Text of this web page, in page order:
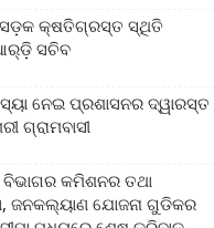
ସଡ଼କ କ୍ଷତିଗ୍ରସ୍ତ ସ୍ଥିତି
ସଚିବ
ନେଇ ପ୍ରଶାସନର ଦ୍ୱାରସ୍ତ
ଗ୍ରାମବାସୀ
କମିଶନର ତଥା
ଜନକଲ୍ୟାଣ ଯୋଜନା ଗୁଡିକର